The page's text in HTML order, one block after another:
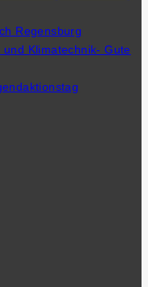
Regensburg
Klimatechnik- Gute